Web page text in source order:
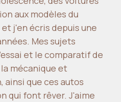
aux modèles du
j'en écris depuis une
Mes sujets
et le comparatif de
mécanique et
ainsi que ces autos
qui font rêver. J'aime